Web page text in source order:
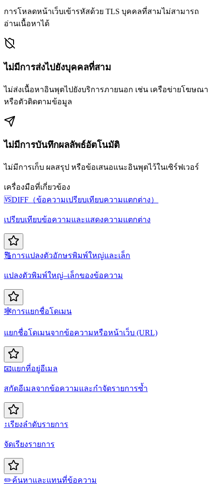
การโหลดหน้าเว็บเข้ารหัสด้วย TLS บุคคลที่สามไม่สามารถ
อ่านเนื้อหาได้
ไม่มีการส่งไปยังบุคคลที่สาม
ไม่ส่งเนื้อหาอินพุตไปยังบริการภายนอก เช่น เครือข่ายโฆษณา
หรือตัวติดตามข้อมูล
ไม่มีการบันทึกผลลัพธ์อัตโนมัติ
ไม่มีการเก็บ ผลสรุป หรือข้อเสนอแนะอินพุตไว้ในเซิร์ฟเวอร์
เครื่องมือที่เกี่ยวข้อง
🆚DIFF（ข้อความเปรียบเทียบความแตกต่าง）
เปรียบเทียบข้อความและแสดงความแตกต่าง
🔠การแปลงตัวอักษรพิมพ์ใหญ่และเล็ก
แปลงตัวพิมพ์ใหญ่–เล็กของข้อความ
🕸️การแยกชื่อโดเมน
แยกชื่อโดเมนจากข้อความหรือหน้าเว็บ (URL)
📧แยกที่อยู่อีเมล
สกัดอีเมลจากข้อความและกำจัดรายการซ้ำ
↕️เรียงลำดับรายการ
จัดเรียงรายการ
✏️ค้นหาและแทนที่ข้อความ